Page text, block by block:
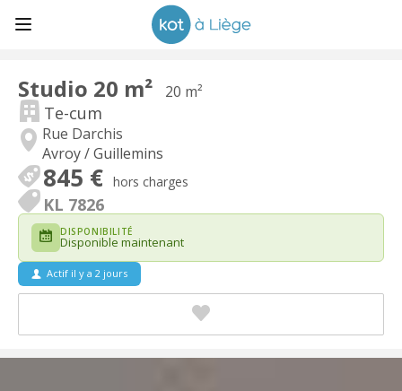
Studio 20 m² 20 m²
Te-cum
Rue Darchis
Avroy / Guillemins
845 € hors charges
KL 7826
DISPONIBILITÉ
Disponible maintenant
Actif il y a 2 jours